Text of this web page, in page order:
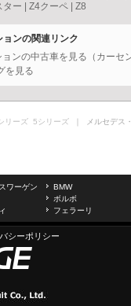
ター Z4クーペ Z8
ンの関連リンク
ンの中古車を見る（カーセ
を見る
リーズ 5シリーズ ｜ メルセデス
ワーゲン BMW
ボルボ
フェラーリ
シーポリシー